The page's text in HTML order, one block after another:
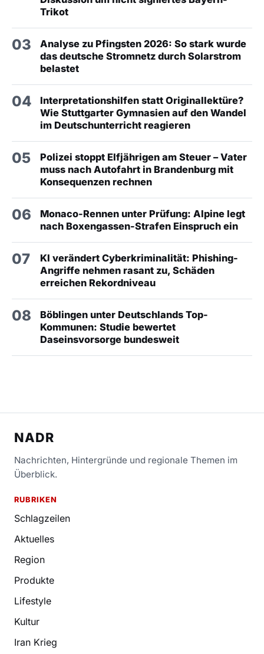
Trikot
03
Analyse zu Pfingsten 2026: So stark wurde
das deutsche Stromnetz durch Solarstrom
belastet
04
Interpretationshilfen statt Originallektüre?
Wie Stuttgarter Gymnasien auf den Wandel
im Deutschunterricht reagieren
05
Polizei stoppt Elfjährigen am Steuer – Vater
muss nach Autofahrt in Brandenburg mit
Konsequenzen rechnen
06
Monaco-Rennen unter Prüfung: Alpine legt
nach Boxengassen-Strafen Einspruch ein
07
KI verändert Cyberkriminalität: Phishing-
Angriffe nehmen rasant zu, Schäden
erreichen Rekordniveau
08
Böblingen unter Deutschlands Top-
Kommunen: Studie bewertet
Daseinsvorsorge bundesweit
NADR
Nachrichten, Hintergründe und regionale Themen im
Überblick.
RUBRIKEN
Schlagzeilen
Aktuelles
Region
Produkte
Lifestyle
Kultur
Iran Krieg